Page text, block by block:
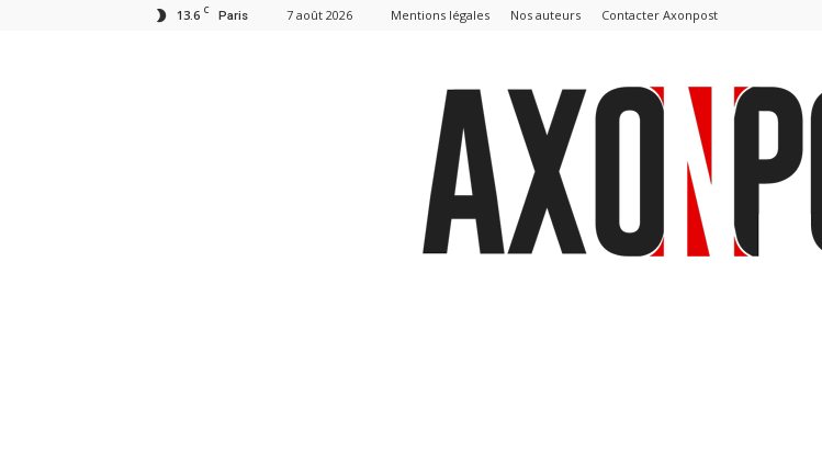
13.6 C Paris 7 août 2026 Mentions légales Nos auteurs Contacter Axonpost